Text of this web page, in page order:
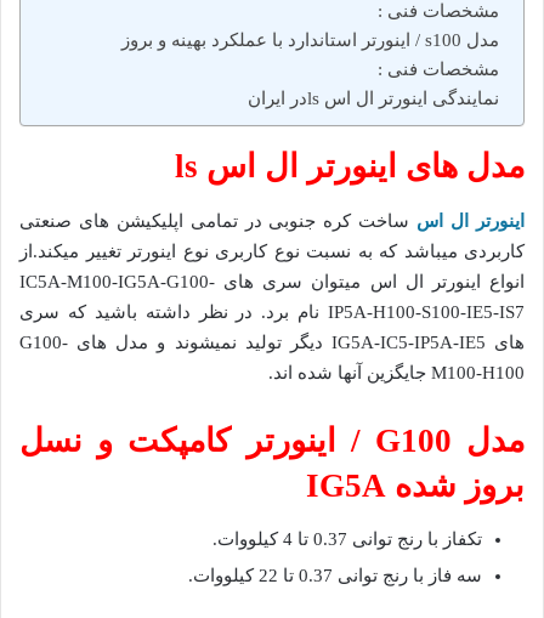
مشخصات فنی :
مدل s100 / اینورتر استاندارد با عملکرد بهینه و بروز
مشخصات فنی :
نمایندگی اینورتر ال اس lsدر ایران
مدل های اینورتر ال اس ls
اینورتر ال اس ساخت کره جنوبی در تمامی اپلیکیشن های صنعتی
کاربردی میباشد که به نسبت نوع کاربری نوع اینورتر تغییر میکند.از
انواع اینورتر ال اس میتوان سری های IC5A-M100-IG5A-G100-
IP5A-H100-S100-IE5-IS7 نام برد. در نظر داشته باشید که سری
های IG5A-IC5-IP5A-IE5 دیگر تولید نمیشوند و مدل های G100-
M100-H100 جایگزین آنها شده اند.
مدل G100 / اینورتر کامپکت و نسل
بروز شده IG5A
تکفاز با رنج توانی 0.37 تا 4 کیلووات.
سه فاز با رنج توانی 0.37 تا 22 کیلووات.